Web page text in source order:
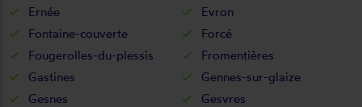
Ernée
Evron
Fontaine-couverte
Forcé
Fougerolles-du-plessis
Fromentières
Gastines
Gennes-sur-glaize
Gesnes
Gesvres